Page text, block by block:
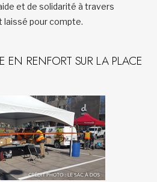
et de solidarité à travers
laissé pour compte.
EN RENFORT SUR LA PLACE